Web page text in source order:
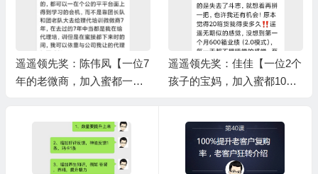
遥遥领先奖：陈伟凤【一位7
年的老微商，加入蜜都一个
遥遥领先奖：佳佳【一位2个
孩子的宝妈，加入蜜都10个